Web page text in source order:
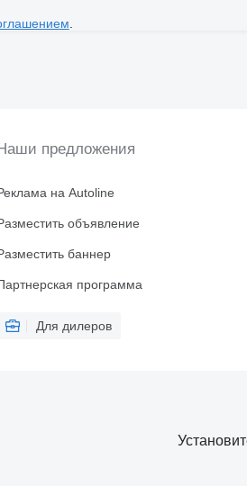
предложения
на Autoline
объявление
баннер
программа
Для дилеров